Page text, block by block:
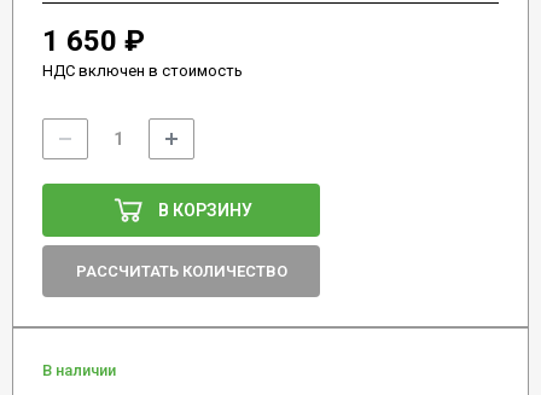
1 650 ₽
НДС включен в стоимость
В КОРЗИНУ
РАССЧИТАТЬ КОЛИЧЕСТВО
В наличии